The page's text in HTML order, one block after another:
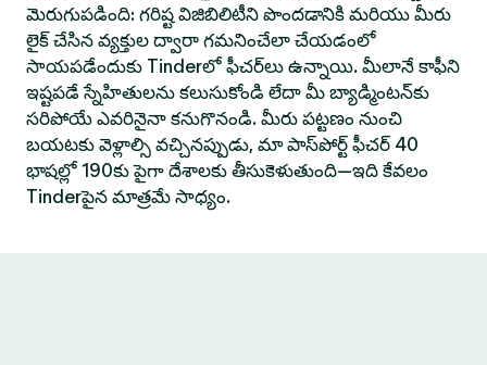
మెరుగుపడింది: గరిష్ట విజిబిలిటీని పొందడానికి మరియు మీరు
లైక్ చేసిన వ్యక్తుల ద్వారా గమనించేలా చేయడంలో
సాయపడేందుకు Tinderలో ఫీచర్‌లు ఉన్నాయి. మీలానే కాఫీని
ఇష్టపడే స్నేహితులను కలుసుకోండి లేదా మీ బ్యాడ్మింటన్‌కు
సరిపోయే ఎవరినైనా కనుగొనండి. మీరు పట్టణం నుంచి
బయటకు వెళ్లాల్సి వచ్చినప్పుడు, మా పాస్‌పోర్ట్ ఫీచర్ 40
భాషల్లో 190కు పైగా దేశాలకు తీసుకెళుతుంది—ఇది కేవలం
Tinderపైన మాత్రమే సాధ్యం.